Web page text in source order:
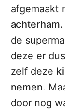
afgemaakt
achterham.
de
deze er
zelf deze
nemen.
door nog